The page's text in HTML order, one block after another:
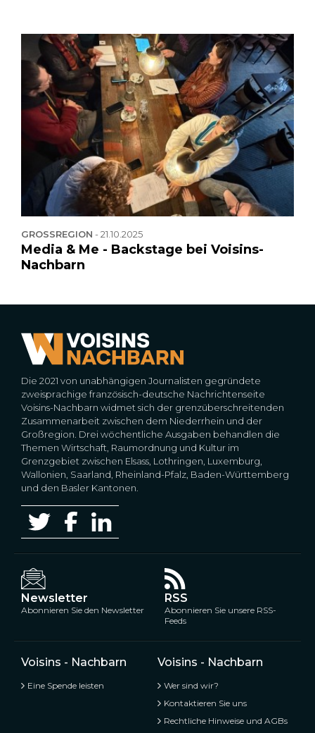
GROSSREGION -21.10.2025
Media & Me - Backstage bei Voisins-
Nachbarn
Die 2021 von unabhängigen Journalisten gegründete
zweisprachige französisch-deutsche Nachrichtenseite
Voisins-Nachbarn widmet sich der grenzüberschreitenden
Zusammenarbeit zwischen dem Niederrhein und der
Großregion. Drei wöchentliche Ausgaben behandlen die
Themen Wirtschaft, Raumordnung und Kultur im
Grenzgebiet zwischen Elsass, Lothringen, Luxemburg,
Wallonien, Saarland, Rheinland-Pfalz, Baden-Württemberg
und den Basler Kantonen.
Newsletter
Abonnieren Sie den Newsletter
RSS
Abonnieren Sie unsere RSS-
Feeds
Voisins - Nachbarn
Eine Spende leisten
Voisins - Nachbarn
Wer sind wir?
Kontaktieren Sie uns
Rechtliche Hinweise und AGBs